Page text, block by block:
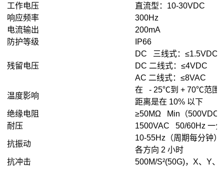
工作电压
直流型：10-30VDC
响应频率
300Hz
电流输出
200mA
防护等级
IP66
残留电压
DC 三线式：≤1.5VDC
DC 二线式：≤4VDC
AC 二线式：≤8VAC
温度影响
在 - 25℃到 + 70℃范围
距离是在 10% 以下
绝缘电阻
≥50MΩ Min（500VDC
耐压
1500VAC 50/60Hz 一
抗振动
10-55Hz（周期每分钟
各方向 2 小时
抗冲击
500M/S²(50G)，X、Y